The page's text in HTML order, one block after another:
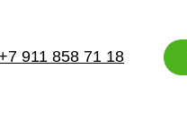
911 858 71 18